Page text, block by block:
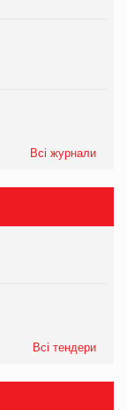
Всі журнали
Всі тендери